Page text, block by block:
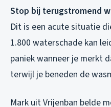
Stop bij terugstromend
Dit is een acute situatie
1.800 waterschade kan
paniek wanneer je merkt
terwijl je beneden de
Mark uit Vrijenban belde